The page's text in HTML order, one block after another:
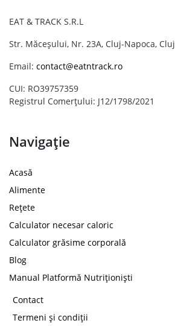
EAT & TRACK S.R.L
Str. Măceșului, Nr. 23A, Cluj-Napoca, Cluj
Email: contact@eatntrack.ro
CUI: RO39757359
Registrul Comerțului: J12/1798/2021
Navigație
Acasă
Alimente
Rețete
Calculator necesar caloric
Calculator grăsime corporală
Blog
Manual Platformă Nutriționiști
Contact
Termeni și condiții